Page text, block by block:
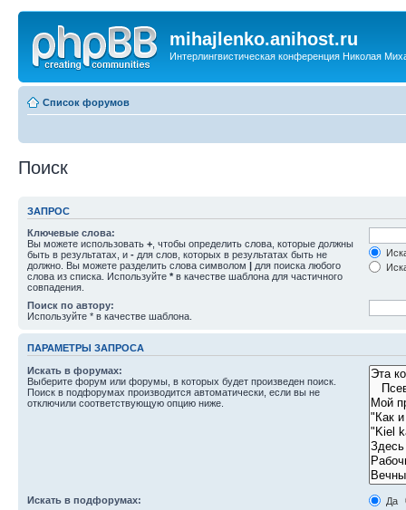
mihajlenko.anihost.ru
Интерлингвистическая конференция Николая
Список форумов
Поиск
ЗАПРОС
Ключевые слова:
Вы можете использовать + , чтобы определить слова, которые должны
быть в результатах, и - для слов, которых в результатах быть не
должно. Вы можете разделить слова символом | для поиска любого
слова из списка. Используйте * в качестве шаблона для частичного
совпадения.
Поиск по автору:
Используйте * в качестве шаблона.
ПАРАМЕТРЫ ЗАПРОСА
Искать в форумах:
Выберите форум или форумы, в которых будет произведен поиск.
Поиск в подфорумах производится автоматически, если вы не
отключили соответствующую опцию ниже.
Искать в подфорумах:
Да